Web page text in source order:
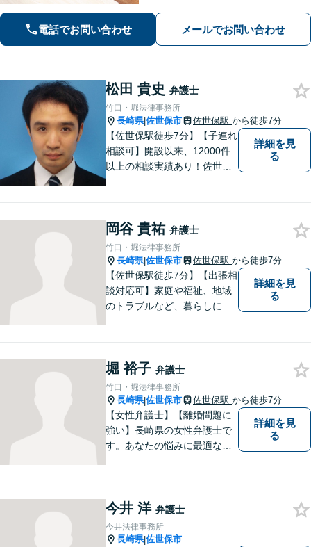
【まちの法律家】ぜひ、お気軽にご相
談ください。
電話でお問い合わせ メールでお問い合わせ
松田 貴史 弁護士
竹口・堀法律事務所
長崎県|佐世保市 佐世保駅 から徒歩7分
【佐世保駅徒歩7分】【子連れ
相談可】開設以来、12000件
以上の相談実績あり！佐世保
題・企業法務等、お困りごと
はなんでもご相談ください。
【他士業連携】
詳細を見
る
岡谷 貴祐 弁護士
竹口・堀法律事務所
長崎県|佐世保市 佐世保駅 から徒歩7分
【佐世保駅徒歩7分】【出張相
談対応可】家庭や福祉、地域
のトラブルなど、暮らしに根
寧にお話を伺うことを大切に
しています。
詳細を見
る
堀 裕子 弁護士
竹口・堀法律事務所
長崎県|佐世保市 佐世保駅 から徒歩7分
【女性弁護士】【離婚問題に
強い】長崎県の女性弁護士で
す。あなたの悩みに最適なリ
詳細を見
る
今井 洋 弁護士
今井法律事務所
長崎県|佐世保市